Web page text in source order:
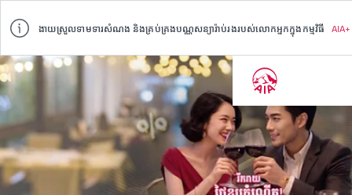
ងាយស្រួលទាមទារសំណង និងគ្រប់គ្រងបណ្ណសន្យារ៉ាប់រងរបស់លោកអ្នកក្នុងកម្មវិធី AIA+